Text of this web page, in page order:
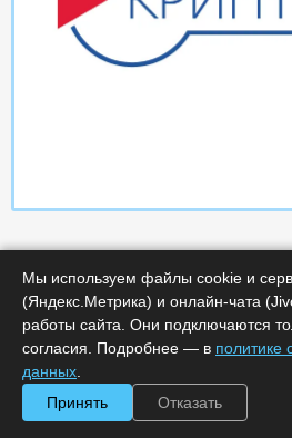
Характеристики
Минимальное
Мы используем файлы cookie и
(Яндекс.Метрика) и онлайн-чата
работы сайта. Они подключаются
согласия. Подробнее — в политике
данных
Принять
Отказать